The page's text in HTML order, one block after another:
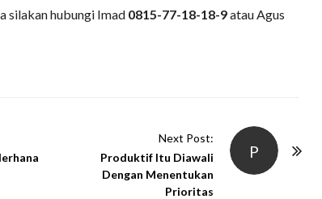
silakan hubungi Imad 0815-77-18-18-9atau Agus
P
Next Post:
Produktif Itu Diawali
Dengan Menentukan
Prioritas